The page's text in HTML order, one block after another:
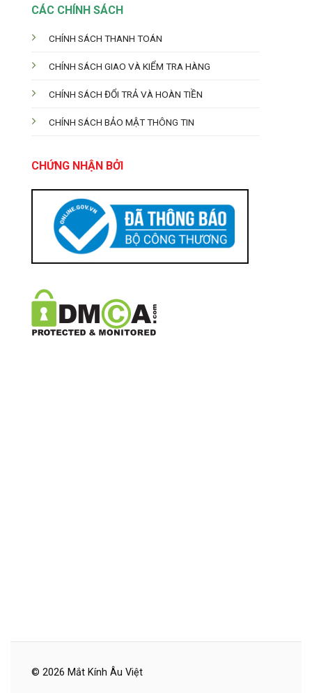
CÁC CHÍNH SÁCH
CHÍNH SÁCH THANH TOÁN
CHÍNH SÁCH GIAO VÀ KIỂM TRA HÀNG
CHÍNH SÁCH ĐỔI TRẢ VÀ HOÀN TIỀN
CHÍNH SÁCH BẢO MẬT THÔNG TIN
CHỨNG NHẬN BỞI
© 2026 Mắt Kính Âu Việt